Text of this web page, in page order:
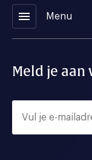
menu Menu
Meld je